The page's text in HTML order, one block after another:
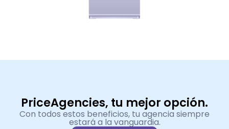
PriceAgencies, tu mejor opción.
Con todos estos beneficios, tu agencia siempre
estará a la vanguardia.